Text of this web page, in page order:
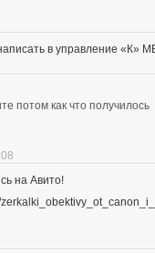
в управление «К»
потом как что получилось
на Авито!